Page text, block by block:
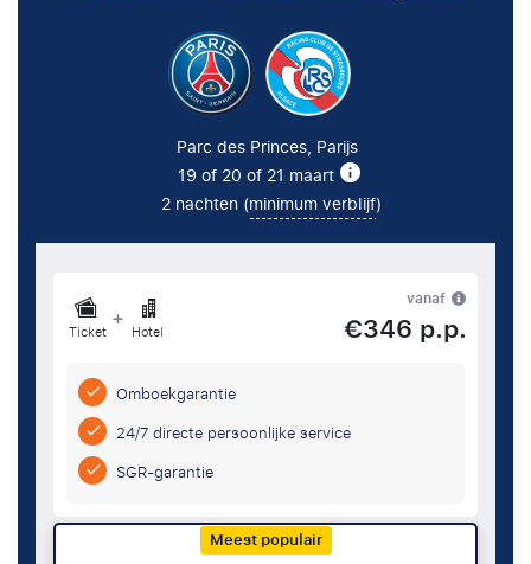
Parc des Princes, Parijs
19 of 20 of 21 maart
2 nachten (minimum verblijf)
Ticket + Hotel
vanaf
€346 p.p.
Omboekgarantie
24/7 directe persoonlijke service
SGR-garantie
Meest populair